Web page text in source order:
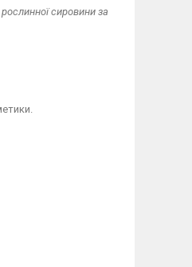
сировини за